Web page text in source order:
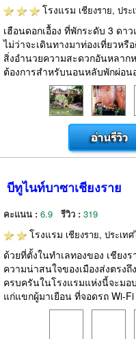
โรงแรม เชียงราย, ประ
เฮือนดอกเอื้อง ที่พักระดับ 3 ด
ไม่ว่าจะเดินทางมาท่องเที่ยวห
สิ่งอำนวยความสะดวกอันหลา
ต้องการสำหรับนอนหลับพักผ่อน
บีทูไนท์บาซาเชียงราย
คะแนน : 6.9 รีวิว : 319
โรงแรม เชียงราย, ประเท
ด้วยที่ตั้งในทำเลทองของ เชียง
ความน่าสนใจของเมืองส่งตรง
ครบครันในโรงแรมแห่งนี้จะม
แก่แขกผู้มาเยือน ที่จอดรถ Wi-